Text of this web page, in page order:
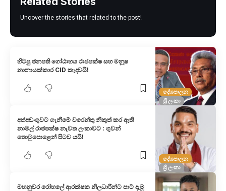
Uncover the stories that related to the post!
දේශපාලන
ශ්‍රී ලංකා
හිටපු ජනප​ති ගෝඨාභය රාජපක්ෂ​ ස​හ මනූෂ
නානායක්කා​ර CID කැදවයි!
දේශපාලන
ශ්‍රී ලංකා
අත්අඩංගුවට ගැනීමේ වරෙන්තු නිකුත් කර ඇති
නාමල් රාජපක්ෂ නැවත ලංකාවට : ගුවන්
තොටුපොළෙන් පිටව යයි!
මහනුවර රෝහලේ ආරක්ෂක නිලධාරීන්ට පාට් දැමූ